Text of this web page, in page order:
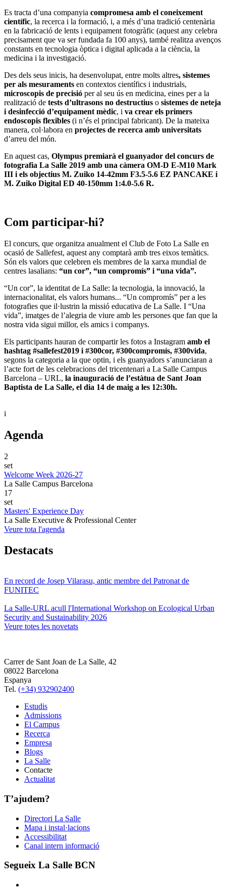
Es tracta d’una companyia compromesa amb el coneixement
científic, la recerca i la formació, i, a més d’una tradició centenària
en la fabricació de lents i equipament fotogràfic (aquest any celebra
precisament que va ser fundada fa 100 anys), també realitza avenços
constants en tecnologia òptica i digital aplicada a la ciència, la
medicina i la investigació.
Des dels seus inicis, ha desenvolupat, entre molts altres, sistemes
per als mesuraments en contextos científics i industrials,
microscopis de precisió per al seu ús en medicina, eines per a la
realització de tests d’ultrasons no destructius o sistemes de neteja
i desinfecció d’equipament mèdic, i va crear els primers
endoscopis flexibles (i n’és el principal fabricant). De la mateixa
manera, col·labora en projectes de recerca amb universitats
d’arreu del món.
En aquest cas, Olympus premiarà el guanyador del concurs de
fotografia La Salle 2019 amb una càmera OM-D E-M10 Mark
III i els objectius M. Zuiko 14-42mm F3.5-5.6 EZ PANCAKE i
M. Zuiko Digital ED 40‑150mm 1:4.0‑5.6 R.
Com participar-hi?
El concurs, que organitza anualment el Club de Foto La Salle en
ocasió de Sallefest, aquest any comptarà amb tres eixos temàtics.
Són els valors que celebren els membres de la xarxa mundial de
centres lasalians: “un cor”, “un compromís” i “una vida”.
“Un cor”, la identitat de La Salle: la tecnologia, la innovació, la
internacionalitat, els valors humans... “Un compromís” per a les
fotografies que il·lustrin la missió educativa de La Salle. I “Una
vida”, imatges de l’alegria de viure amb les persones que fan que la
nostra vida sigui millor, els amics i companys.
Els participants hauran de compartir les fotos a Instagram amb el
hashtag #sallefest2019 i #300cor, #300compromís, #300vida,
segons la categoria a la que optin, i els guanyadors s’anunciaran a
l’acte fort de les celebracions del tricentenari a La Salle Campus
Barcelona – URL, la inauguració de l’estàtua de Sant Joan
Baptista de La Salle, el dia 14 de maig a les 12:30h.
i
Agenda
2
set
Welcome Week 2026-27
La Salle Campus Barcelona
17
set
Masters' Experience Day
La Salle Executive & Professional Center
Veure tota l'agenda
Destacats
En record de Josep Vilarasu, antic membre del Patronat de
FUNITEC
La Salle-URL acull l'International Workshop on Ecological Urban
Security and Sustainability 2026
Veure totes les novetats
Carrer de Sant Joan de La Salle, 42
08022 Barcelona
Espanya
Tel. (+34) 932902400
Estudis
Admissions
El Campus
Recerca
Empresa
Blogs
La Salle
Contacte
Actualitat
T’ajudem?
Directori La Salle
Mapa i instal·lacions
Accessibilitat
Canal intern informació
Segueix La Salle BCN